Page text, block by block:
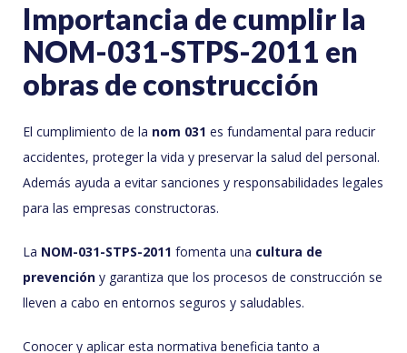
Importancia de cumplir la
NOM-031-STPS-2011 en
obras de construcción
El cumplimiento de la nom 031 es fundamental para reducir
accidentes, proteger la vida y preservar la salud del personal.
Además ayuda a evitar sanciones y responsabilidades legales
para las empresas constructoras.
La NOM-031-STPS-2011 fomenta una cultura de
prevención y garantiza que los procesos de construcción se
lleven a cabo en entornos seguros y saludables.
Conocer y aplicar esta normativa beneficia tanto a